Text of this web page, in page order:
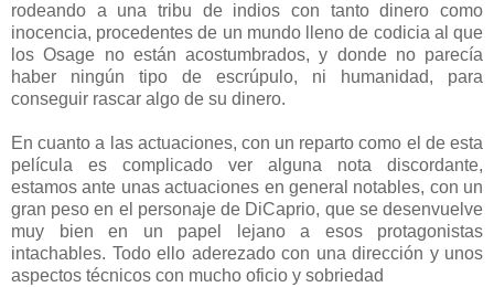
rodeando a una tribu de indios con tanto dinero como
inocencia, procedentes de un mundo lleno de codicia al que
los Osage no están acostumbrados, y donde no parecía
haber ningún tipo de escrúpulo, ni humanidad, para
conseguir rascar algo de su dinero.
En cuanto a las actuaciones, con un reparto como el de esta
película es complicado ver alguna nota discordante,
estamos ante unas actuaciones en general notables, con un
gran peso en el personaje de DiCaprio, que se desenvuelve
muy bien en un papel lejano a esos protagonistas
intachables. Todo ello aderezado con una dirección y unos
aspectos técnicos con mucho oficio y sobriedad